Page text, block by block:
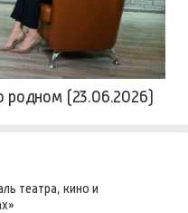
родном (23.06.2026)
театра, кино и